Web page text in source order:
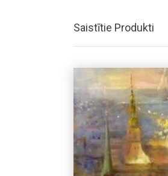
Saistītie Produkti